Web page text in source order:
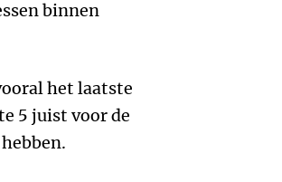
binnen
het laatste
5 juist voor de